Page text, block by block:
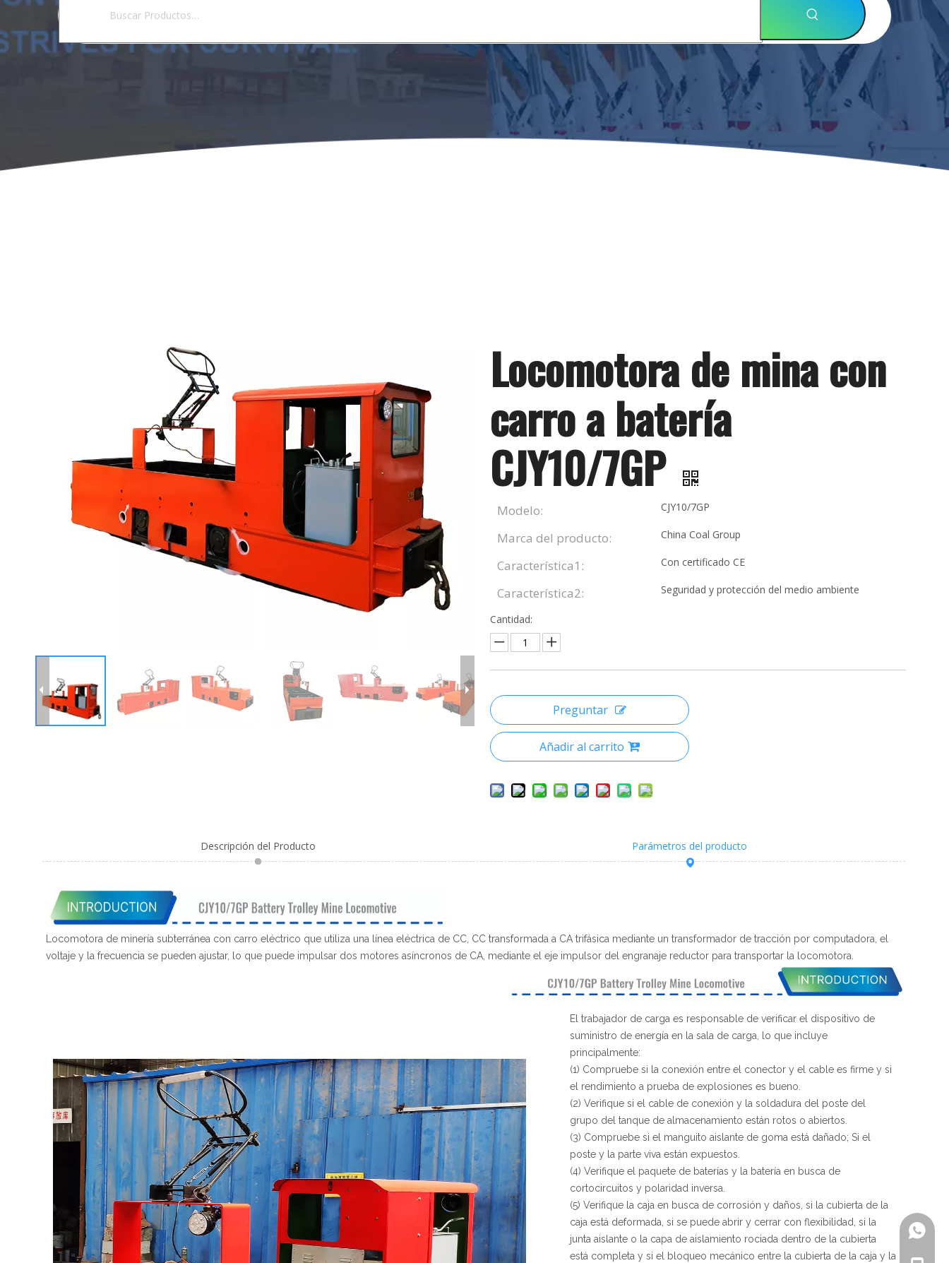
Locomotora de mina con
carro a batería
CJY10/7GP
Modelo: CJY10/7GP
Marca del producto: China Coal Group
Característica1: Con certificado CE
Característica2: Seguridad y protección del medio ambiente
Cantidad:
Preguntar
Añadir al carrito
Descripción del Producto Parámetros del producto
Locomotora de minería subterránea con carro eléctrico que utiliza una línea eléctrica de CC, CC transformada a CA trifásica mediante un transformador de tracción por computadora, el
voltaje y la frecuencia se pueden ajustar, lo que puede impulsar dos motores asíncronos de CA, mediante el eje impulsor del engranaje reductor para transportar la locomotora.
El trabajador de carga es responsable de verificar el dispositivo de
suministro de energía en la sala de carga, lo que incluye
principalmente:
(1) Compruebe si la conexión entre el conector y el cable es firme y si
el rendimiento a prueba de explosiones es bueno.
(2) Verifique si el cable de conexión y la soldadura del poste del
grupo del tanque de almacenamiento están rotos o abiertos.
(3) Compruebe si el manguito aislante de goma está dañado; Si el
poste y la parte viva están expuestos.
(4) Verifique el paquete de baterías y la batería en busca de
cortocircuitos y polaridad inversa.
(5) Verifique la caja en busca de corrosión y daños, si la cubierta de la
caja está deformada, si se puede abrir y cerrar con flexibilidad, si la
junta aislante o la capa de aislamiento rociada dentro de la cubierta
está completa y si el bloqueo mecánico entre la cubierta de la caja y la
+86-